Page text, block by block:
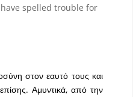
spelled trouble for
στον εαυτό τους και
Αμυντικά, από την